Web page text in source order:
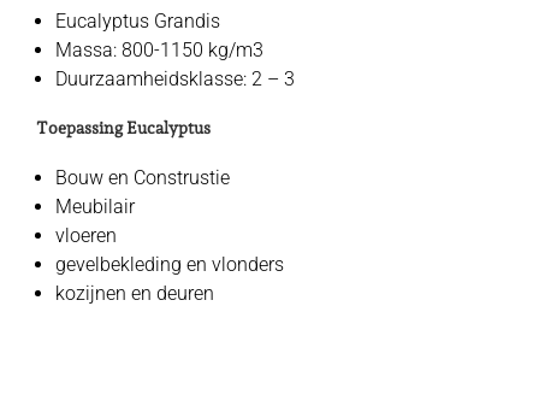
Eucalyptus Grandis
Massa: 800-1150 kg/m3
Duurzaamheidsklasse: 2 – 3
Toepassing Eucalyptus
Bouw en Construstie
Meubilair
vloeren
gevelbekleding en vlonders
kozijnen en deuren